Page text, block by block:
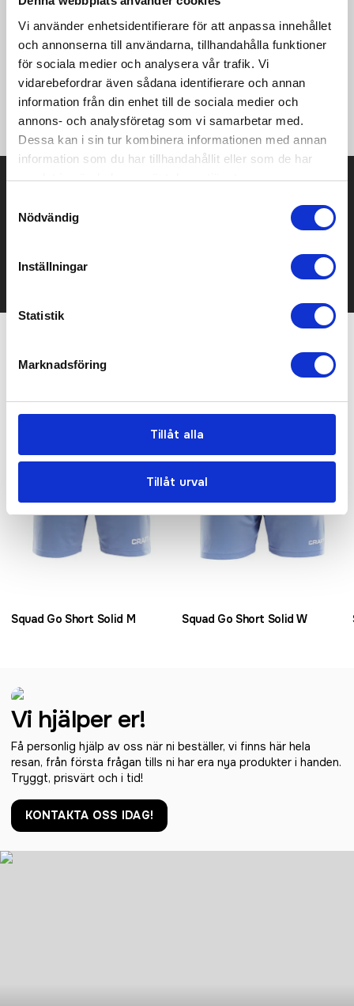
Vi använder enhetsidentifierare för att anpassa innehållet
och annonserna till användarna, tillhandahålla funktioner
för sociala medier och analysera vår trafik. Vi
vidarebefordrar även sådana identifierare och annan
information från din enhet till de sociala medier och
annons- och analysföretag som vi samarbetar med.
Dessa kan i sin tur kombinera informationen med annan
information som du har tillhandahållit eller som de har
samlat in när du har använt deras tjänster.
Nödvändig
Inställningar
Statistik
Marknadsföring
Tillåt alla
Tillåt urval
Matchshorts i stretchigt funktionsmaterial med extremt bra
fukttransport för maximal prestationsförmåga. Meshkil i grenen
ger extra ventilation medan hög elasticitet och ergonomisk
design ger skön passform och optimal rörelsefrihet. Utrustade
med innerbyxa i funktionsmaterial och dragsko i midjan.
Kontrasterande ränder i sidorna.
Prisuppgift på mailen?
Kontakta oss här för att få förslag på produkt och pris över
Relaterade produkter
Squad Go Short Solid M Squad Go Short Solid W
Vi hjälper er!
Få personlig hjälp av oss när ni beställer, vi finns här hela
resan, från första frågan tills ni har era nya produkter i handen.
Tryggt, prisvärt och i tid!
KONTAKTA OSS IDAG!